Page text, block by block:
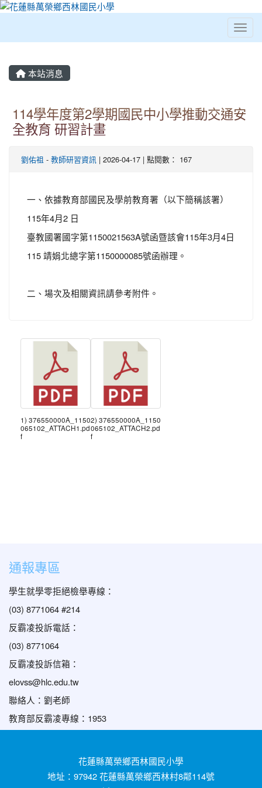
⏸
本站消息
114學年度第2學期國民中小學推動交通安
全教育 研習計畫
劉佑祖 - 教師研習資訊 | 2026-04-17 | 點閱數： 167
一、依據教育部國民及學前教育署（以下簡稱該署）
115年4月2 日
臺教國署國字第1150021563A號函暨該會115年3月4日
115 靖娟北總字第1150000085號函辦理。
二、場次及相關資訊請參考附件。
1) 376550000A_1150
065102_ATTACH1.pd
f
2) 376550000A_1150
065102_ATTACH2.pd
f
通報專區
學生就學零拒絕檢舉專線：
(03) 8771064 #214
反霸凌投訴電話：
(03) 8771064
反霸凌投訴信箱：
elovss@hlc.edu.tw
聯絡人：劉老師
教育部反霸凌專線：1953
花蓮縣萬榮鄉西林國民小學
地址：97942 花蓮縣萬榮鄉西林村8鄰114號